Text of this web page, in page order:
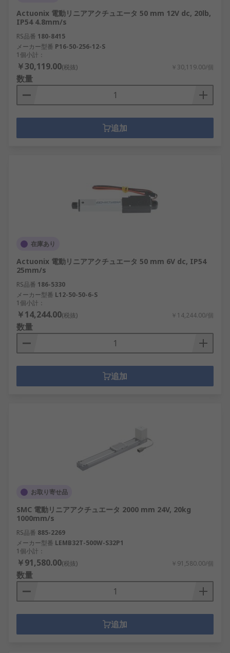
Actuonix 電動リニアアクチュエータ 50 mm 12V dc, 20lb,
IP54 4.8mm/s
RS品番 180-8415
メーカー型番 P16-50-256-12-S
1個小計：
￥30,119.00(税抜) ￥30,119.00/個
数量
追加
在庫あり
Actuonix 電動リニアアクチュエータ 50 mm 6V dc, IP54
25mm/s
RS品番 186-5330
メーカー型番 L12-50-50-6-S
1個小計：
￥14,244.00(税抜) ￥14,244.00/個
数量
追加
お取り寄せ品
SMC 電動リニアアクチュエータ 2000 mm 24V, 20kg
1000mm/s
RS品番 885-2269
メーカー型番 LEMB32T-500W-S32P1
1個小計：
￥91,580.00(税抜) ￥91,580.00/個
数量
追加